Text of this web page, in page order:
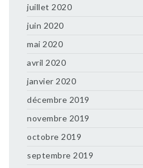
juillet 2020
juin 2020
mai 2020
avril 2020
janvier 2020
décembre 2019
novembre 2019
octobre 2019
septembre 2019